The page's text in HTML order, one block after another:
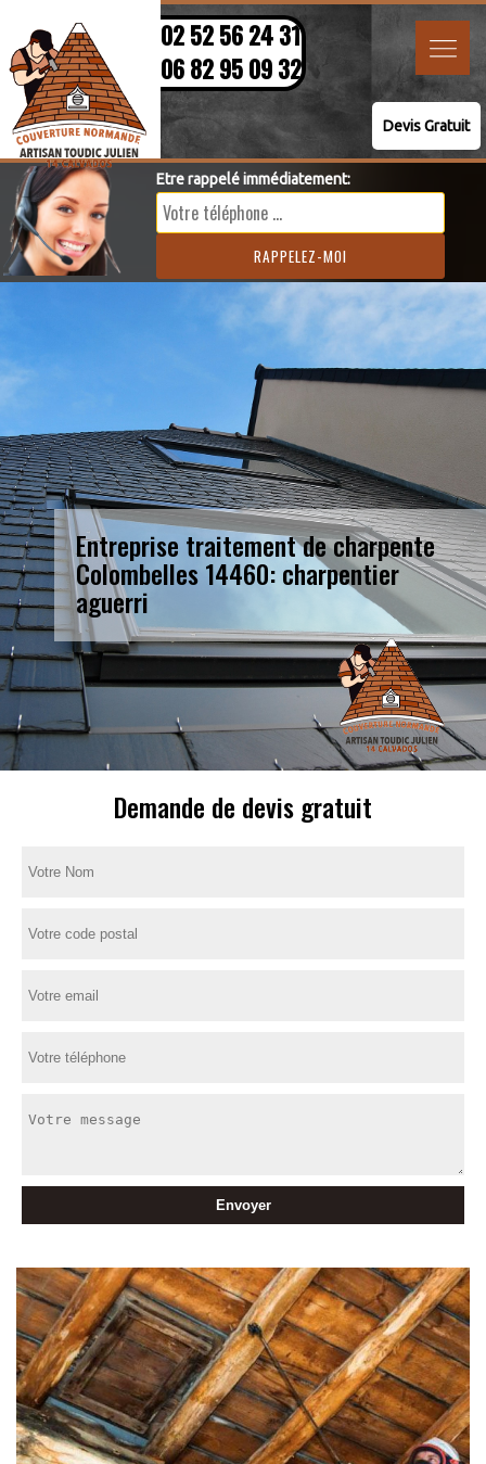
02 52 56 24 31
06 82 95 09 32
Devis Gratuit
Etre rappelé immédiatement:
Entreprise traitement de charpente
Colombelles 14460: charpentier
aguerri
Demande de devis gratuit